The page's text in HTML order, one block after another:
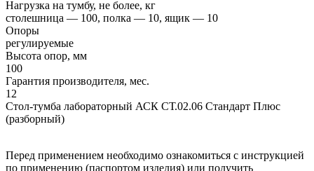
Нагрузка на тумбу, не более, кг
столешница — 100, полка — 10, ящик — 10
Опоры
регулируемые
Высота опор, мм
100
Гарантия производителя, мес.
12
Стол-тумба лабораторный АСК СТ.02.06 Стандарт Плюс
(разборный)
Перед применением необходимо ознакомиться с инструкцией
по применению (паспортом изделия) или получить